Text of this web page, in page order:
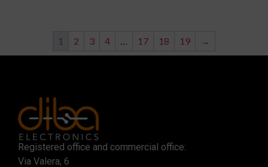
1 2 3 4 17 18 19 →
Registered office and commercial office:
Via Valera, 6